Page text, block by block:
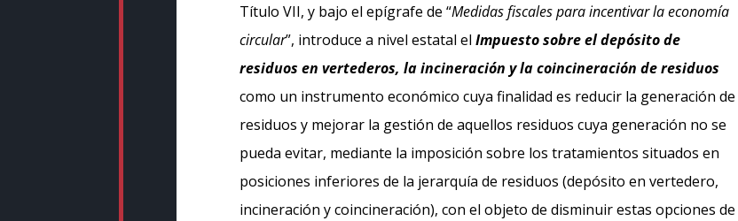
Título VII, y bajo el epígrafe de “Medidas fiscales para incentivar la economía
circular”, introduce a nivel estatal el Impuesto sobre el depósito de
residuos en vertederos, la incineración y la coincineración de residuos
como un instrumento económico cuya finalidad es reducir la generación de
residuos y mejorar la gestión de aquellos residuos cuya generación no se
pueda evitar, mediante la imposición sobre los tratamientos situados en
posiciones inferiores de la jerarquía de residuos (depósito en vertedero,
incineración y coincineración), con el objeto de disminuir estas opciones de